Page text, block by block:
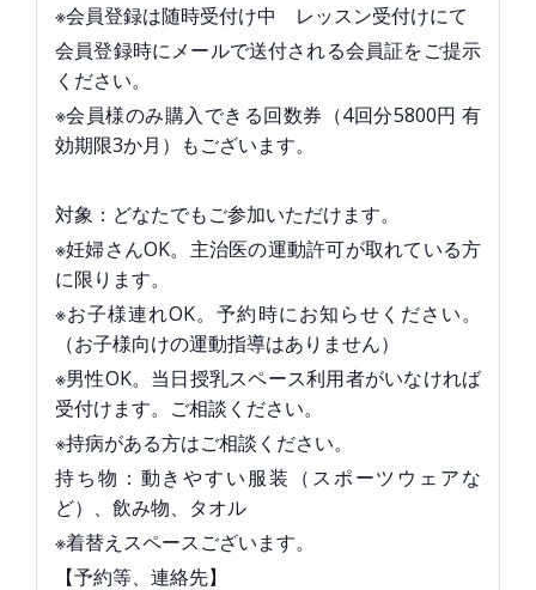
※会員登録は随時受付け中 レッスン受付けにて
会員登録時にメールで送付される会員証をご提示
ください。
※会員様のみ購入できる回数券（4回分5800円 有
効期限3か月）もございます。
対象：どなたでもご参加いただけます。
※妊婦さんOK。主治医の運動許可が取れている方
に限ります。
※お子様連れOK。予約時にお知らせください。
（お子様向けの運動指導はありません）
※男性OK。当日授乳スペース利用者がいなければ
受付けます。ご相談ください。
※持病がある方はご相談ください。
持ち物：動きやすい服装（スポーツウェアな
ど）、飲み物、タオル
※着替えスペースございます。
【予約等、連絡先】